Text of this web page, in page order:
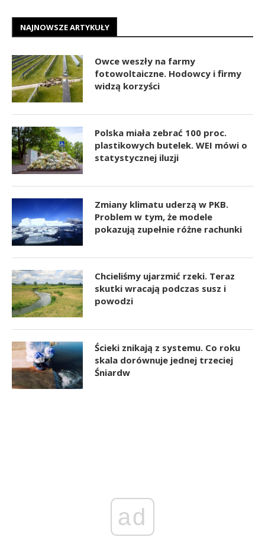
NAJNOWSZE ARTYKUŁY
Owce weszły na farmy
fotowoltaiczne. Hodowcy i firmy
widzą korzyści
Polska miała zebrać 100 proc.
plastikowych butelek. WEI mówi o
statystycznej iluzji
Zmiany klimatu uderzą w PKB.
Problem w tym, że modele
pokazują zupełnie różne rachunki
Chcieliśmy ujarzmić rzeki. Teraz
skutki wracają podczas susz i
powodzi
Ścieki znikają z systemu. Co roku
skala dorównuje jednej trzeciej
Śniardw
ad